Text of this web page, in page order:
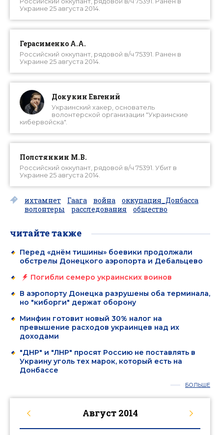
Украине 25 августа 2014.
Герасименко А.А.
Российский оккупант, рядовой в/ч 75391. Ранен в
Украине 25 августа 2014.
Докукин Евгений
Украинский хакер, основатель
волонтерской организации "Украинские
кибервойска".
Полстянкин М.В.
Российский оккупант, рядовой в/ч 75391. Убит в
Украине 25 августа 2014.
ихтамнет Гаага война
оккупация_Донбасса
волонтеры
расследования общество
читайте также
Перед «днём тишины» боевики продолжали
обстрелы Донецкого аэропорта и Дебальцево
Погибли семеро украинских воинов
В аэропорту Донецка разрушены оба терминала,
но "киборги" держат оборону
Минфин готовит новый 30% налог на
превышение расходов украинцев над их
доходами
"ДНР" и "ЛНР" просят Россию не поставлять в
Украину уголь тех марок, который есть на
Донбассе
БОЛЬШЕ
Август 2014